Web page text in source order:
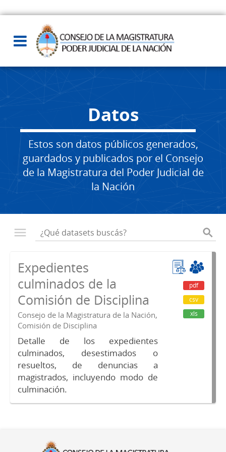
Datos
Estos son datos públicos generados,
guardados y publicados por el Consejo
de la Magistratura del Poder Judicial de
la Nación
Expedientes
culminados de la
Comisión de Disciplina
Consejo de la Magistratura de la Nación,
Comisión de Disciplina
Detalle de los expedientes
culminados, desestimados o
resueltos, de denuncias a
magistrados, incluyendo modo de
culminación.
pdf
csv
xls